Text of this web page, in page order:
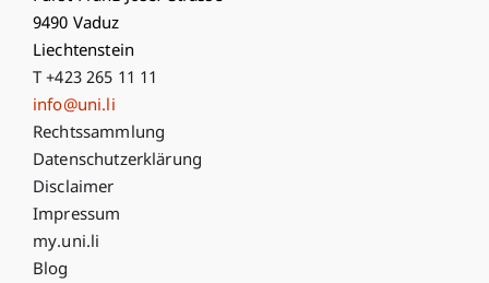
9490 Vaduz
Liechtenstein
T +423 265 11 11
info@uni.li
Fußzeile Rechtliche Hinweise
Rechtssammlung
Datenschutzerklärung
Disclaimer
Impressum
Fußzeile Subdomain-Verzeichnis
my.uni.li
Blog